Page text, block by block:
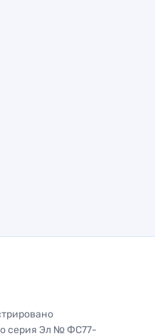
серия Эл № ФС77-